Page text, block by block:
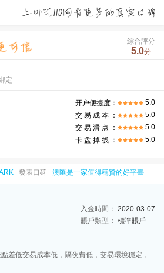
綜合評分
5.0分
定
开户便捷度：
5.0
交易成本：
5.0
交易滑点：
5.0
卡盘掉线： 5.0
發表口碑 澳匯是一家值得稱贊的好平臺
入金時間： 2020-03-07
賬戶類型： 標準賬戶
差低交易成本低，隔夜費低，交易環境穩定，